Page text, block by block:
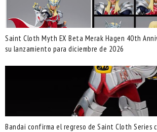
Saint Cloth Myth EX Beta Merak Hagen 40th
su lanzamiento para diciembre de 2026
Bandai confirma el regreso de Saint Cloth Series